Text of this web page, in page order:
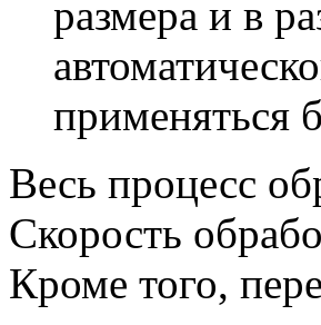
размера и в
применяться
Весь процесс
Скорость
Кроме того,